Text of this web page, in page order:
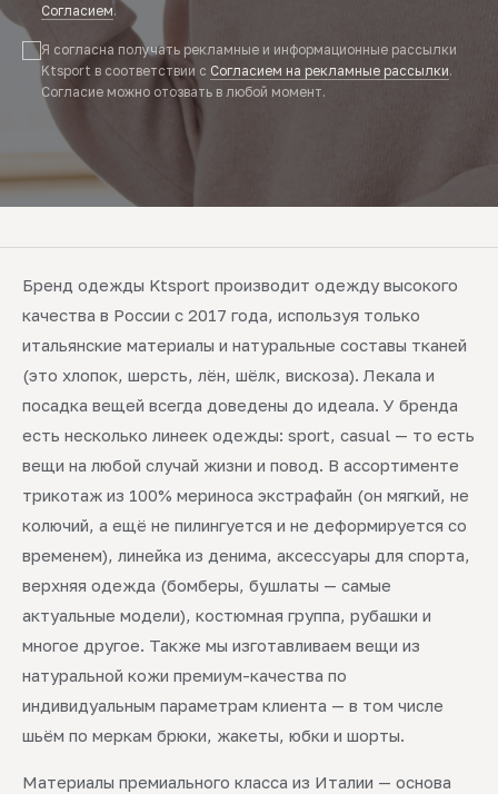
Согласием.
Я согласна получать рекламные и информационные рассылки
Ktsport в соответствии с Согласием на рекламные рассылки.
Согласие можно отозвать в любой момент.
Бренд одежды Ktsport производит одежду высокого
качества в России с 2017 года, используя только
итальянские материалы и натуральные составы тканей
(это хлопок, шерсть, лён, шёлк, вискоза). Лекала и
посадка вещей всегда доведены до идеала. У бренда
есть несколько линеек одежды: sport, casual — то есть
вещи на любой случай жизни и повод. В ассортименте
трикотаж из 100% мериноса экстрафайн (он мягкий, не
колючий, а ещё не пилингуется и не деформируется со
временем), линейка из денима, аксессуары для спорта,
верхняя одежда (бомберы, бушлаты — самые
актуальные модели), костюмная группа, рубашки и
многое другое. Также мы изготавливаем вещи из
натуральной кожи премиум-качества по
индивидуальным параметрам клиента — в том числе
шьём по меркам брюки, жакеты, юбки и шорты.
Материалы премиального класса из Италии — основа